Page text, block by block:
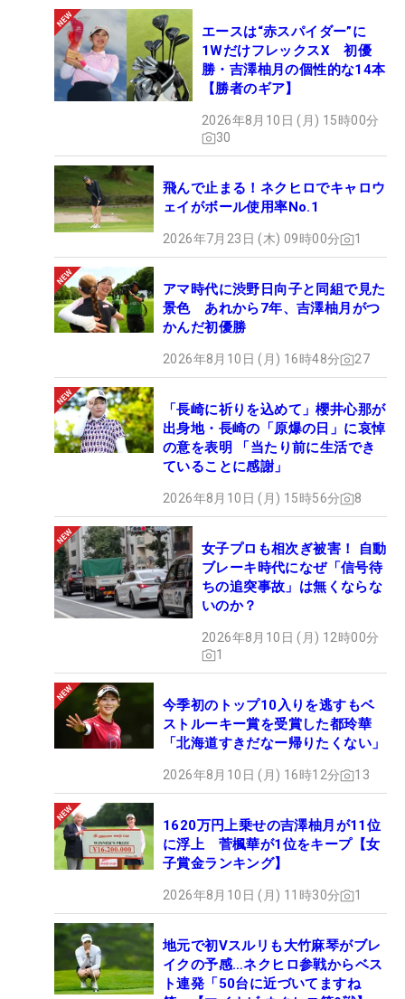
た。ピンチらしいピンチもあまりなくて、スムーズ
に回れました。パーオンを外したのも3ホールぐら
い。そのうち2回は難しいアプローチだったんです
けど、うまく寄せることができてパーを拾えたのが
よかったです」（坂口）と振り返った。
「優勝したときは気持ちをあまり上下させないよう
に考えてやっていたのに、その後うまくいかなく
て…。ショットの調子がいいだけに『メンタル大事
だなー』と感じてました。今回は調整することがで
きて、いい流れをつくれました」（坂口）
今季2勝目を「Sanrio Smile Golf Tournament」で飾った坂口瑞菜子
（撮影：鈴木祥）
■試合を振り返ろう！【大会ライブフォト】
■「Sanrio Smile Golf Tournament」【成績＆スコ
■坂口瑞菜子 優勝インタビュー【動画】
■ボギーなしの安定ゴルフで今季2勝目「優勝できる
流れではなかった」【記事】
第5戦「マイナビカップ」
政田夢乃（23）
【プロフィールはこちら】
今季開幕戦を制した政田夢乃が立浦琴奈とのプレー
オフを2ホール目に制し同ツアー3勝目を挙げた。前
半の9ホールをボギーなしの3バーディで3アンダー2
エースは“赤スパイダー”に
1WだけフレックスX 初優
勝・吉澤柚月の個性的な14本
【勝者のギア】
2026年8月10日 (月) 15時00分
30
飛んで止まる！ネクヒロでキャロウ
ェイがボール使用率No.1
2026年7月23日 (木) 09時00分 1
アマ時代に渋野日向子と同組で見た
景色 あれから7年、吉澤柚月がつ
かんだ初優勝
2026年8月10日 (月) 16時48分 27
「長崎に祈りを込めて」櫻井心那が
出身地・長崎の「原爆の日」に哀悼
の意を表明 「当たり前に生活でき
ていることに感謝」
2026年8月10日 (月) 15時56分 8
女子プロも相次ぎ被害！ 自動
ブレーキ時代になぜ「信号待
ちの追突事故」は無くならな
いのか？
2026年8月10日 (月) 12時00分
1
今季初のトップ10入りを逃すもベ
ストルーキー賞を受賞した都玲華
「北海道すきだなー帰りたくない」
2026年8月10日 (月) 16時12分 13
1620万円上乗せの吉澤柚月が11位
に浮上 菅楓華が1位をキープ【女
子賞金ランキング】
2026年8月10日 (月) 11時30分 1
地元で初Vスルリも大竹麻琴がブレ
イクの予感…ネクヒロ参戦からベス
ト連発「50台に近づいてますね